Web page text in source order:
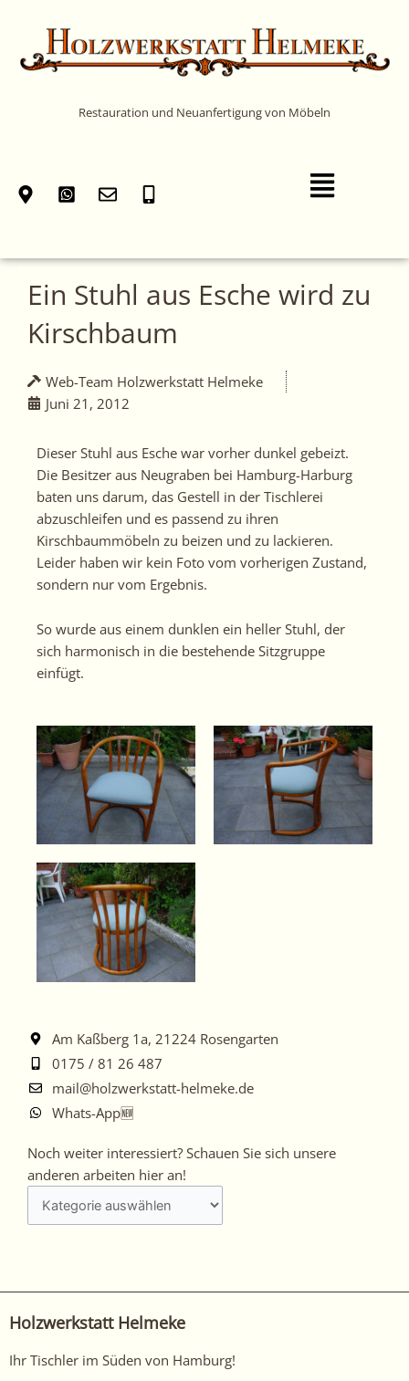
springen
Restauration und Neuanfertigung von Möbeln
Main
Menu
Ein Stuhl aus Esche wird zu
Kirschbaum
Web-Team Holzwerkstatt Helmeke
Juni 21, 2012
Dieser Stuhl aus Esche war vorher dunkel gebeizt.
Die Besitzer aus Neugraben bei Hamburg-Harburg
baten uns darum, das Gestell in der Tischlerei
abzuschleifen und es passend zu ihren
Kirschbaummöbeln zu beizen und zu lackieren.
Leider haben wir kein Foto vom vorherigen Zustand,
sondern nur vom Ergebnis.
So wurde aus einem dunklen ein heller Stuhl, der
sich harmonisch in die bestehende Sitzgruppe
einfügt.
Am Kaßberg 1a, 21224 Rosengarten
0175 / 81 26 487
mail@holzwerkstatt-helmeke.de
Whats-App🆕
Noch weiter interessiert? Schauen Sie sich unsere
anderen arbeiten hier an!
Noch
weiter
Schauen
arbeiten
an!
Holzwerkstatt Helmeke
Ihr Tischler im Süden von Hamburg!